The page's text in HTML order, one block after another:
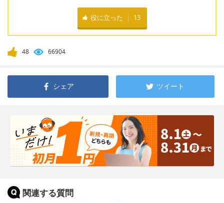
役に立った 13
48 66904
シェア ツイート
関連する質問